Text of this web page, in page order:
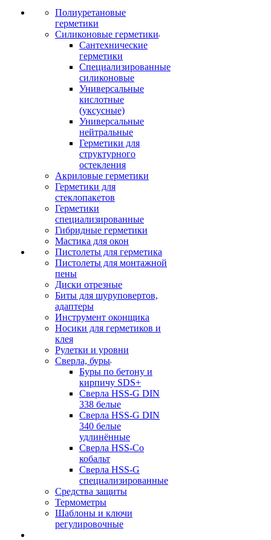
Полиуретановые
герметики
Силиконовые герметики
Сантехнические
герметики
Специализированные
силиконовые
Универсальные
кислотные
(уксусные)
Универсальные
нейтральные
Герметики для
структурного
остекления
Акриловые герметики
Герметики для
стеклопакетов
Герметики
специализированные
Гибридные герметики
Мастика для окон
Пистолеты для герметика
Пистолеты для монтажной
пены
Диски отрезные
Биты для шуруповертов,
адаптеры
Инструмент оконщика
Носики для герметиков и
клея
Рулетки и уровни
Сверла, буры
Буры по бетону и
кирпичу SDS+
Сверла HSS-G DIN
338 белые
Сверла HSS-G DIN
340 белые
удлинённые
Сверла HSS-Co
кобальт
Сверла HSS-G
специализированные
Средства защиты
Термометры
Шаблоны и ключи
регулировочные